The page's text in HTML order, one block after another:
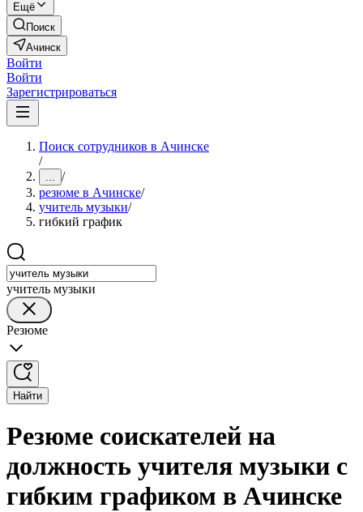
Ещё
Поиск
Ачинск
Войти
Войти
Зарегистрироваться
Поиск сотрудников в Ачинске
/
... /
резюме в Ачинске/
учитель музыки/
гибкий график
учитель музыки
Резюме
Найти
Резюме соискателей на
должность учителя музыки с
гибким графиком в Ачинске